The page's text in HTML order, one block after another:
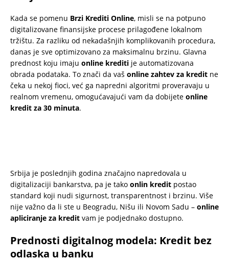
Kada se pomenu Brzi Krediti Online, misli se na potpuno
digitalizovane finansijske procese prilagođene lokalnom
tržištu. Za razliku od nekadašnjih komplikovanih procedura,
danas je sve optimizovano za maksimalnu brzinu. Glavna
prednost koju imaju online krediti je automatizovana
obrada podataka. To znači da vaš online zahtev za kredit ne
čeka u nekoj fioci, već ga napredni algoritmi proveravaju u
realnom vremenu, omogućavajući vam da dobijete online
kredit za 30 minuta.
Srbija je poslednjih godina značajno napredovala u
digitalizaciji bankarstva, pa je tako onlin kredit postao
standard koji nudi sigurnost, transparentnost i brzinu. Više
nije važno da li ste u Beogradu, Nišu ili Novom Sadu – online
apliciranje za kredit vam je podjednako dostupno.
Prednosti digitalnog modela: Kredit bez
odlaska u banku